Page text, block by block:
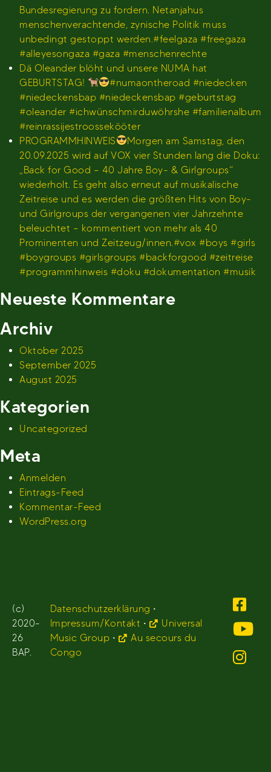
Bundesregierung zu fordern. Netanjahus
menschenverachtende, zynische Politik muss
unbedingt gestoppt werden.#feelgaza #freegaza
#alleyesongaza #gaza #menschenrechte
Dä Oleander blöht und unsere NUMA hat
GEBURTSTAG!
#numaontheroad #niedecken
#niedeckensbap #niedeckensbap #geburtstag
#oleander #ichwünschmirduwöhrshe #familienalbum
#reinrassijestroossekööter
PROGRAMMHINWEIS
Morgen am Samstag, den
20.09.2025 wird auf VOX vier Stunden lang die Doku:
„Back for Good – 40 Jahre Boy- & Girlgroups“
wiederholt. Es geht also erneut auf musikalische
Zeitreise und es werden die größten Hits von Boy-
und Girlgroups der vergangenen vier Jahrzehnte
beleuchtet – kommentiert von mehr als 40
Prominenten und Zeitzeug/innen.#vox #boys #girls
#boygroups #girlsgroups #backforgood #zeitreise
#programmhinweis #doku #dokumentation #musik
Neueste Kommentare
Archiv
Oktober 2025
September 2025
August 2025
Kategorien
Uncategorized
Meta
Anmelden
Eintrags-Feed
Kommentar-Feed
WordPress.org
(c)
2020-
26
BAP.
Datenschutzerklärung •
Impressum/Kontakt •
Universal
Music Group •
Au secours du
Congo